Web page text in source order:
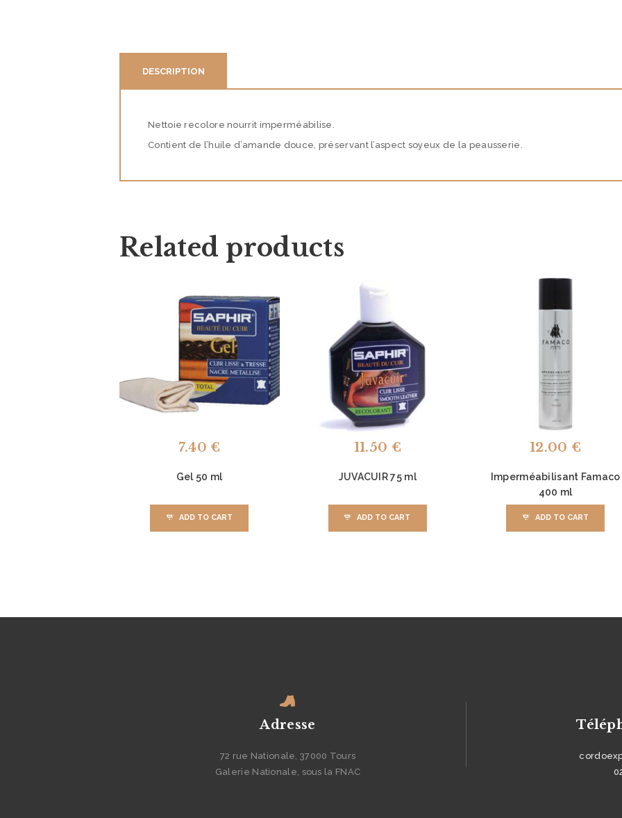
QUI SOMMES-NOUS
DESCRIPTION
Nettoie recolore nourrit imperméabilise.
Contient de l’huile d’amande douce, préservant l’aspect soyeux de la peausserie.
Related products
Gel 50 ml
7.40 €
ADD TO CART
JUVACUIR 75 ml
11.50 €
ADD TO CART
Imperméabilisant Famaco
400 ml
12.00 €
ADD TO CART
Adresse
72 rue Nationale, 37000 Tours
Galerie Nationale, sous la FNAC